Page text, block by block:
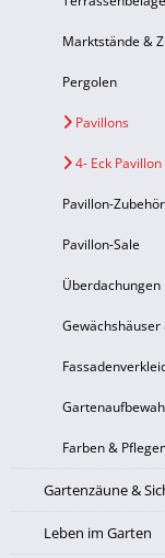
Marktstände &
Pergolen
Pavillons
4- Eck Pavillon
Pavillon-Zubehör
Pavillon-Sale
Überdachungen
Farben &
Gartenzäune &
Leben im Garten